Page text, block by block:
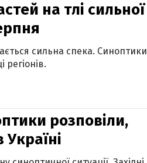
на тлі сильної
сильна спека. Синоптики
регіонів.
розповіли,